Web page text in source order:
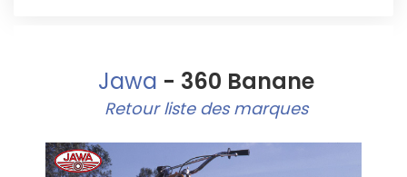
Jawa - 360 Banane
Retour liste des marques